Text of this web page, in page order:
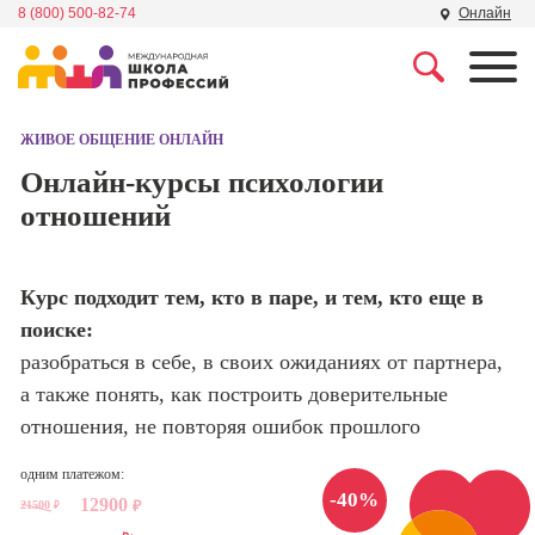
8 (800) 500-82-74 Онлайн
Школа дизайна
Школа психологии
Школа актерского
мастерства
Школа бизнеса и
управления
поисковой
сайтов)
Интернет-
Профессия
маркетингу в
социальных
сетях (SMM-
ЖИВОЕ ОБЩЕНИЕ ОНЛАЙН
Онлайн-курсы психологии
отношений
Курс подходит тем, кто в паре, и тем, кто еще в
поиске:
разобраться в себе, в своих ожиданиях от партнера,
а также понять, как построить доверительные
отношения, не повторяя ошибок прошлого
-40%
одним платежом:
21500 ₽ 12900 ₽